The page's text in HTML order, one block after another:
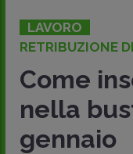
LAVORO
RETRIBUZIONE
Come
nella
gennaio